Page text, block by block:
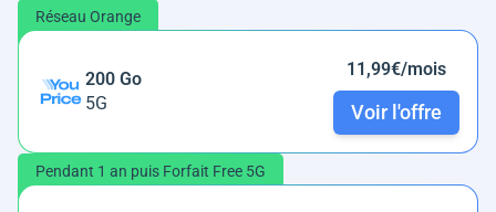
Réseau Orange
200 Go
5G
11,99€/mois
Voir l'offre
Pendant 1 an puis Forfait Free 5G